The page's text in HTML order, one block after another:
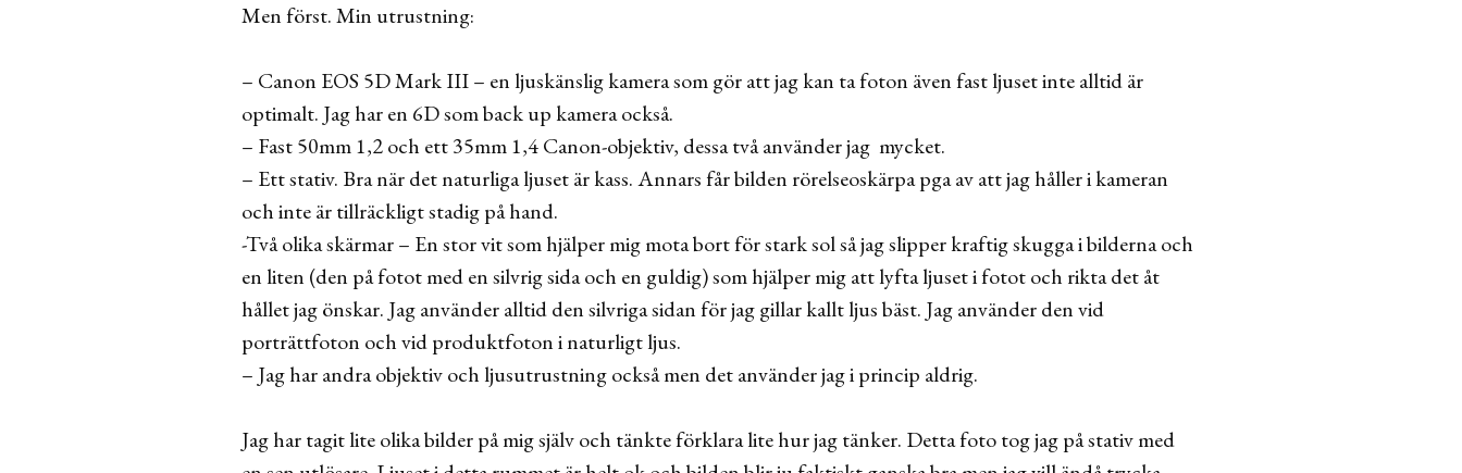
Men först. Min utrustning:
– Canon EOS 5D Mark III – en ljuskänslig kamera som gör att jag kan ta foton även fast ljuset inte alltid är
optimalt. Jag har en 6D som back up kamera också.
– Fast 50mm 1,2 och ett 35mm 1,4 Canon-objektiv, dessa två använder jag mycket.
– Ett stativ. Bra när det naturliga ljuset är kass. Annars får bilden rörelseoskärpa pga av att jag håller i kameran
och inte är tillräckligt stadig på hand.
-Två olika skärmar – En stor vit som hjälper mig mota bort för stark sol så jag slipper kraftig skugga i bilderna och
en liten (den på fotot med en silvrig sida och en guldig) som hjälper mig att lyfta ljuset i fotot och rikta det åt
hållet jag önskar. Jag använder alltid den silvriga sidan för jag gillar kallt ljus bäst. Jag använder den vid
porträttfoton och vid produktfoton i naturligt ljus.
– Jag har andra objektiv och ljusutrustning också men det använder jag i princip aldrig.
Jag har tagit lite olika bilder på mig själv och tänkte förklara lite hur jag tänker. Detta foto tog jag på stativ med